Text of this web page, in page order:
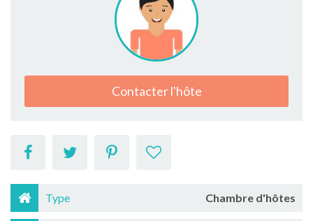
Contacter l'hôte
Type Chambre d'hôtes